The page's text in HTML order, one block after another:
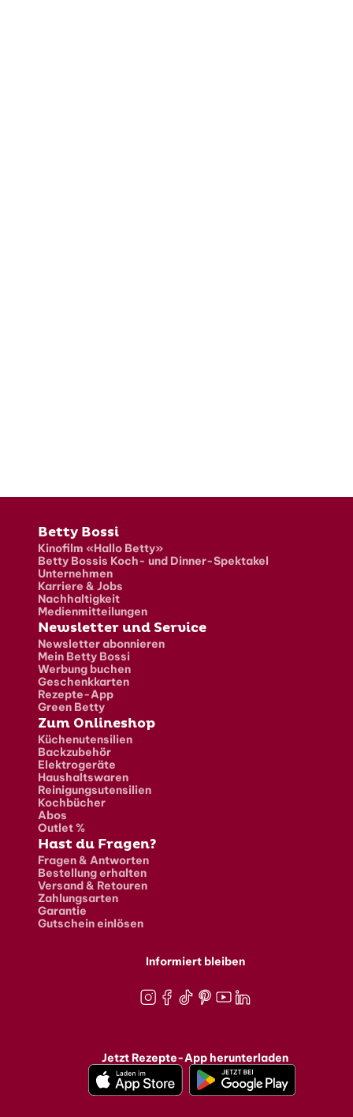
Fusszeile
Betty Bossi
Kinofilm «Hallo Betty»
Betty Bossis Koch- und Dinner-Spektakel
Unternehmen
Karriere & Jobs
Nachhaltigkeit
Medienmitteilungen
Newsletter und Service
Newsletter abonnieren
Mein Betty Bossi
Werbung buchen
Geschenkkarten
Rezepte-App
Green Betty
Zum Onlineshop
Küchenutensilien
Backzubehör
Elektrogeräte
Haushaltswaren
Reinigungsutensilien
Kochbücher
Abos
Outlet %
Hast du Fragen?
Fragen & Antworten
Bestellung erhalten
Versand & Retouren
Zahlungsarten
Garantie
Gutschein einlösen
Informiert bleiben
Jetzt Rezepte-App herunterladen